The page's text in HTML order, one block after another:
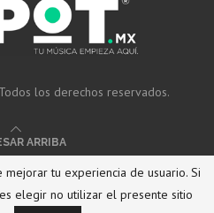
los derechos reservados.
ARRIBA
tu experiencia de usuario. Si
elegir no utilizar el presente sitio